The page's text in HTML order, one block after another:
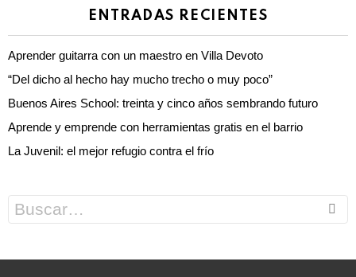
ENTRADAS RECIENTES
Aprender guitarra con un maestro en Villa Devoto
“Del dicho al hecho hay mucho trecho o muy poco”
Buenos Aires School: treinta y cinco años sembrando futuro
Aprende y emprende con herramientas gratis en el barrio
La Juvenil: el mejor refugio contra el frío